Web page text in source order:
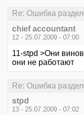
Re: Ошибка
chief accountant
12 - 25.07.2009 - 07:00
11-stpd >Они
они не работают
Re: Ошибка
stpd
13 - 25.07.2009 - 07:02